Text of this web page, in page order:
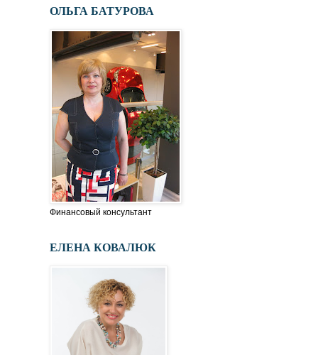
ОЛЬГА БАТУРОВА
Финансовый консультант
ЕЛЕНА КОВАЛЮК